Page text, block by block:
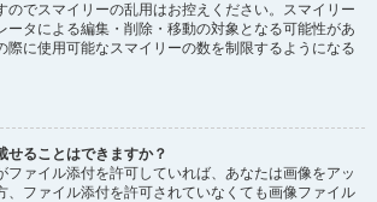
のでスマイリーの乱用はお控えください。スマイリー
ータによる編集・削除・移動の対象となる可能性があ
際に使用可能なスマイリーの数を制限するようになる
せることはできますか？
ファイル添付を許可していれば、あなたは画像をアッ
、ファイル添付を許可されていなくても画像ファイル